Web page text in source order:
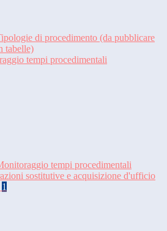
di procedimento (da pubblicare
tabelle)
tempi procedimentali
tempi procedimentali
sostitutive e acquisizione d'ufficio
1